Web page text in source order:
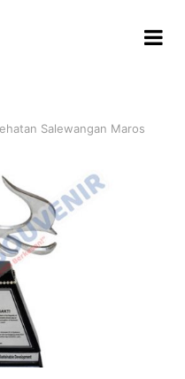
Salewangan Maros